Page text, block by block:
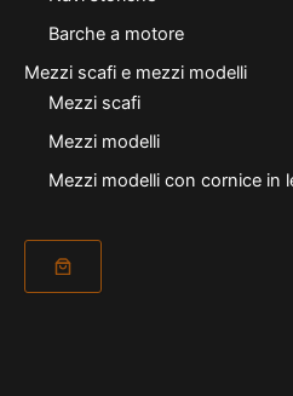
Barche a motore
Mezzi scafi e mezzi modelli
Mezzi scafi
Mezzi modelli
Mezzi modelli con cornice in